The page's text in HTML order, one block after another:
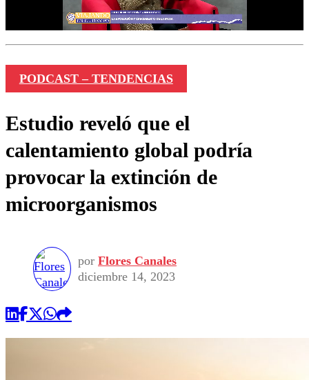
PODCAST – TENDENCIAS
Estudio reveló que el
calentamiento global podría
provocar la extinción de
microorganismos
por Flores Canales
diciembre 14, 2023